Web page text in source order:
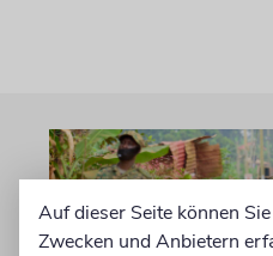
Auf dieser Seite können
Zwecken und Anbietern